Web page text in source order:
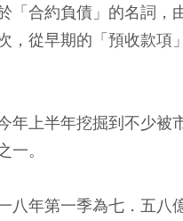
「合約負債」的名詞，
，從早期的「預收款
年上半年挖掘到不少被
。
八年第一季為七．五八